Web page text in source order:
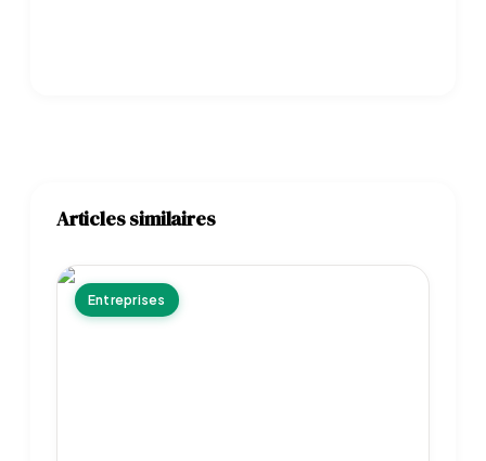
Articles similaires
Entreprises